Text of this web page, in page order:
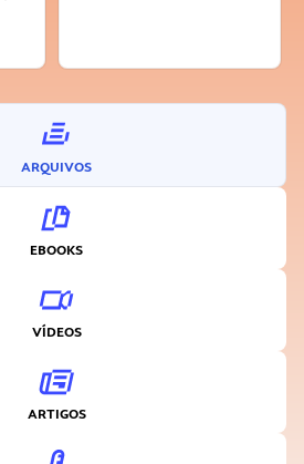
ARQUIVOS
EBOOKS
VÍDEOS
ARTIGOS